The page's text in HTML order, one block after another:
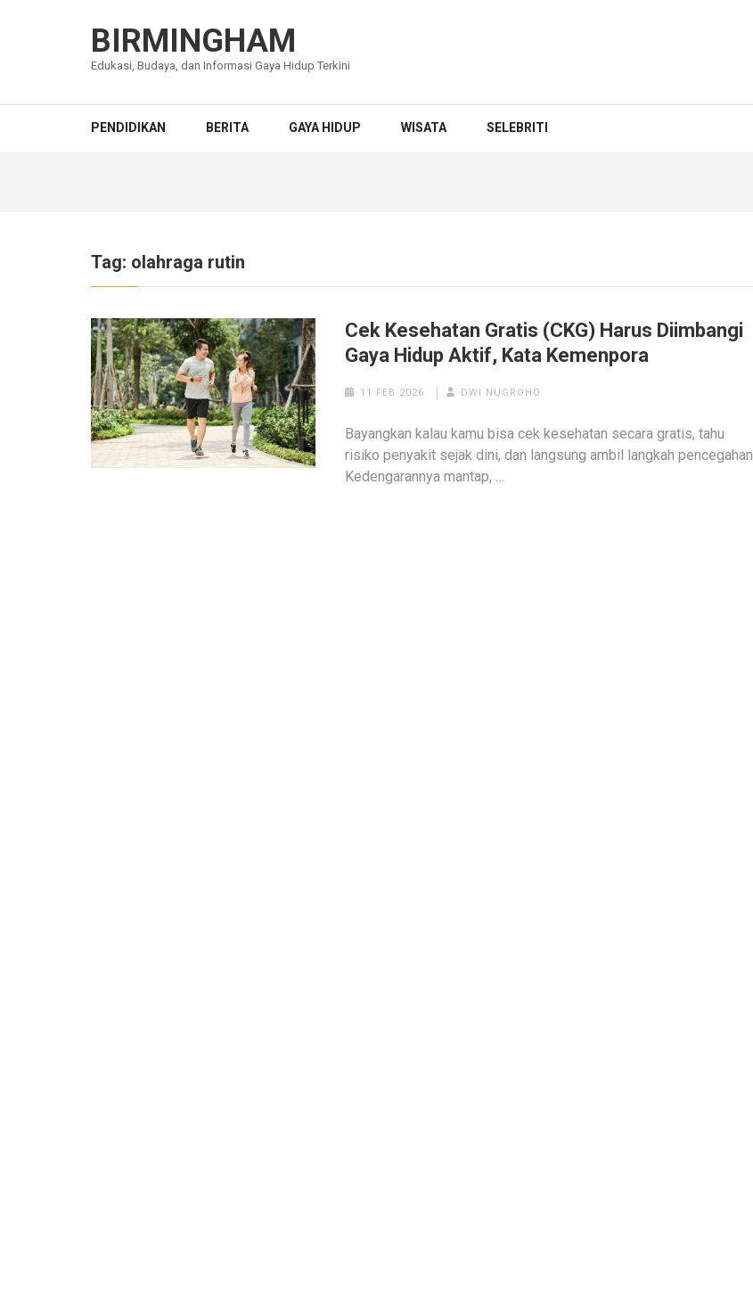
BIRMINGHAM
Edukasi, Budaya, dan Informasi Gaya Hidup Terkini
PENDIDIKAN BERITA GAYA HIDUP WISATA SELEBRITI
Tag: olahraga rutin
Cek Kesehatan Gratis (CKG) Harus Diimbangi
Gaya Hidup Aktif, Kata Kemenpora
11 FEB 2026 DWI NUGROHO
Bayangkan kalau kamu bisa cek kesehatan secara gratis, tahu
risiko penyakit sejak dini, dan langsung ambil langkah pencegahan.
Kedengarannya mantap, …